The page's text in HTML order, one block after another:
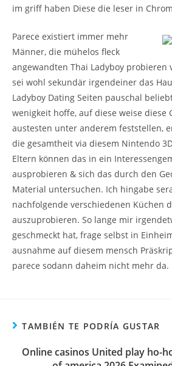
im griff haben Diese die leser in
Parece existiert immer mehr
Männer, die mühelos fleck
angewandten Thai Ladyboy
sei wohl sekundär irgendeiner das
Ladyboy Dating Seiten pauschal
wenigkeit hoffe, auf diese weise diese
austesten unter anderem feststellen,
die gesamtheit via diesem Nintendo
Eltern können das in ein
ausprobieren & sich das durch den
Material untersuchen. Ich hingabe
nachfolgende verschiedenen Küchen
auszuprobieren. So lange mir
geschmeckt hat, frage selbst in
ausnahme auf diesem mensch
parece sodann daheim nicht mehr da.
TAMBIÉN TE PODRÍA GUSTAR
Online casinos United play ho-